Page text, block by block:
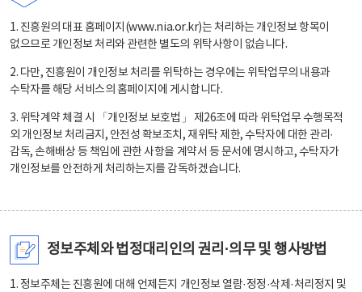
1. 진흥원의 대표 홈페이지(www.nia.or.kr)는 처리하는 개인정보 항목이
없으므로 개인정보 처리와 관련한 별도의 위탁사항이 없습니다.
2. 다만, 진흥원이 개인정보 처리를 위탁하는 경우에는 위탁업무의 내용과
수탁자를 해당 서비스의 홈페이지에 게시합니다.
3. 위탁계약 체결 시 「개인정보 보호법」 제26조에 따라 위탁업무 수행목적
외 개인정보 처리금지, 안전성 확보조치, 재위탁 제한, 수탁자에 대한 관리·
감독, 손해배상 등 책임에 관한 사항을 계약서 등 문서에 명시하고, 수탁자가
개인정보를 안전하게 처리하는지를 감독하겠습니다.
정보주체와 법정대리인의 권리·의무 및 행사방법
1. 정보주체는 진흥원에 대해 언제든지 개인정보 열람·정정·삭제·처리정지 및